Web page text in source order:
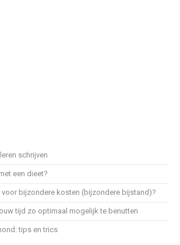
schrijven
een dieet?
bijzondere kosten (bijzondere bijstand)?
tijd zo optimaal mogelijk te benutten
tips en trics